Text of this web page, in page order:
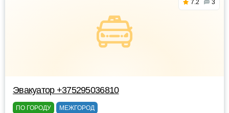
7.2 3
Эвакуатор +375295036810
ПО ГОРОДУ МЕЖГОРОД